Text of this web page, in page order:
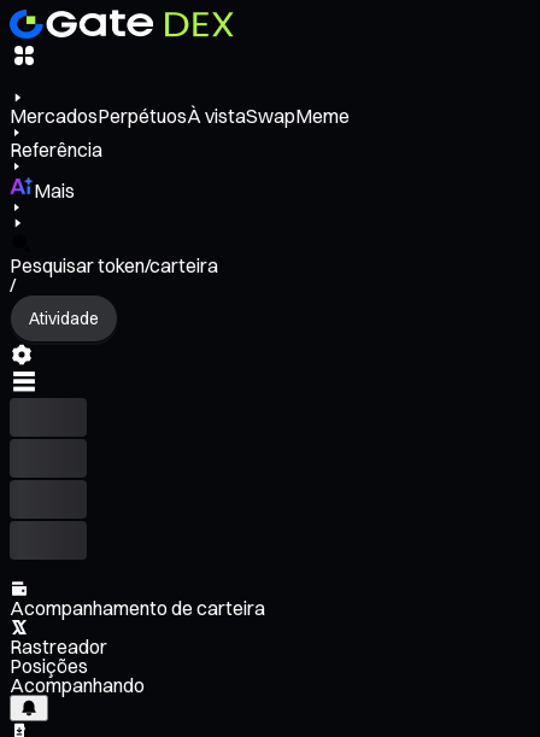
MercadosPerpétuosÀ vistaSwapMeme
Referência
Mais
Pesquisar token/carteira
/
Atividade
Acompanhamento de carteira
Rastreador
Posições
Acompanhando